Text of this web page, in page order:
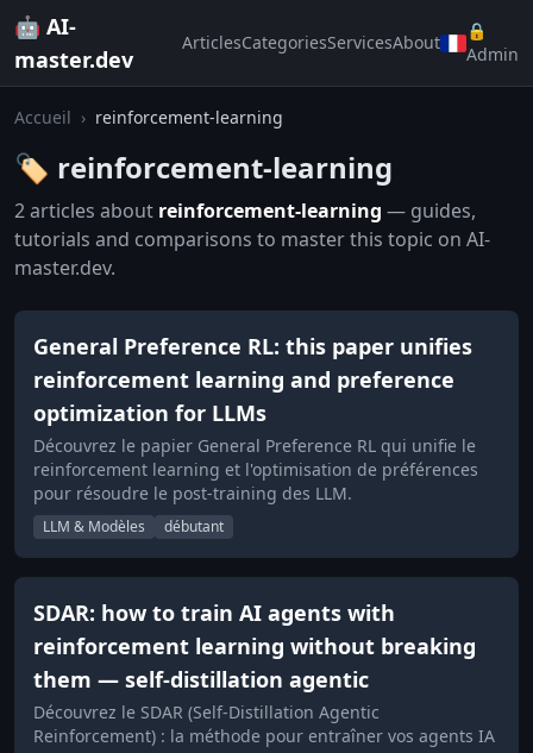
🤖 AI-
master.dev
ArticlesCategoriesServicesAbout
🔒
Admin
Accueil › reinforcement-learning
🏷️ reinforcement-learning
2 articles about reinforcement-learning — guides,
tutorials and comparisons to master this topic on AI-
master.dev.
General Preference RL: this paper unifies
reinforcement learning and preference
optimization for LLMs
Découvrez le papier General Preference RL qui unifie le
reinforcement learning et l'optimisation de préférences
pour résoudre le post-training des LLM.
LLM & Modèles débutant
SDAR: how to train AI agents with
reinforcement learning without breaking
them — self-distillation agentic
Découvrez le SDAR (Self-Distillation Agentic
Reinforcement) : la méthode pour entraîner vos agents IA